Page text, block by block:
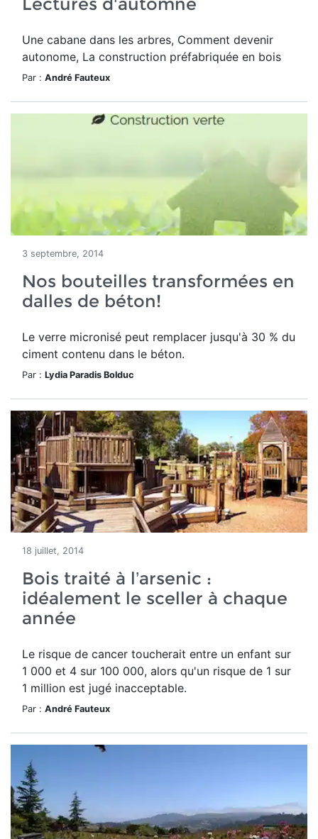
Une cabane dans les arbres, Comment devenir
autonome, La construction préfabriquée en bois
Par : André Fauteux
3 septembre, 2014
Nos bouteilles transformées en
dalles de béton!
Le verre micronisé peut remplacer jusqu'à 30 % du
ciment contenu dans le béton.
Par : Lydia Paradis Bolduc
18 juillet, 2014
Bois traité à l’arsenic :
idéalement le sceller à chaque
année
Le risque de cancer toucherait entre un enfant sur
1 000 et 4 sur 100 000, alors qu'un risque de 1 sur
1 million est jugé inacceptable.
Par : André Fauteux